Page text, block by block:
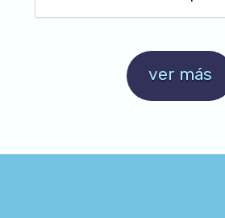
ver más